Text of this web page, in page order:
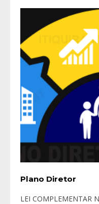
Plano Diretor
LEI COMPLEMENTAR